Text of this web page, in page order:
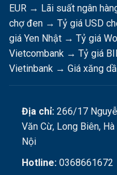
EUR → Lãi suất ngân
chợ đen → Tỷ giá USD
giá Yen Nhật → Tỷ giá
Vietcombank → Tỷ giá
Vietinbank → Giá xăng
Địa chỉ:266/17
Văn Cừ, Long Biên, Hà
Nội
Hotline:0368661672